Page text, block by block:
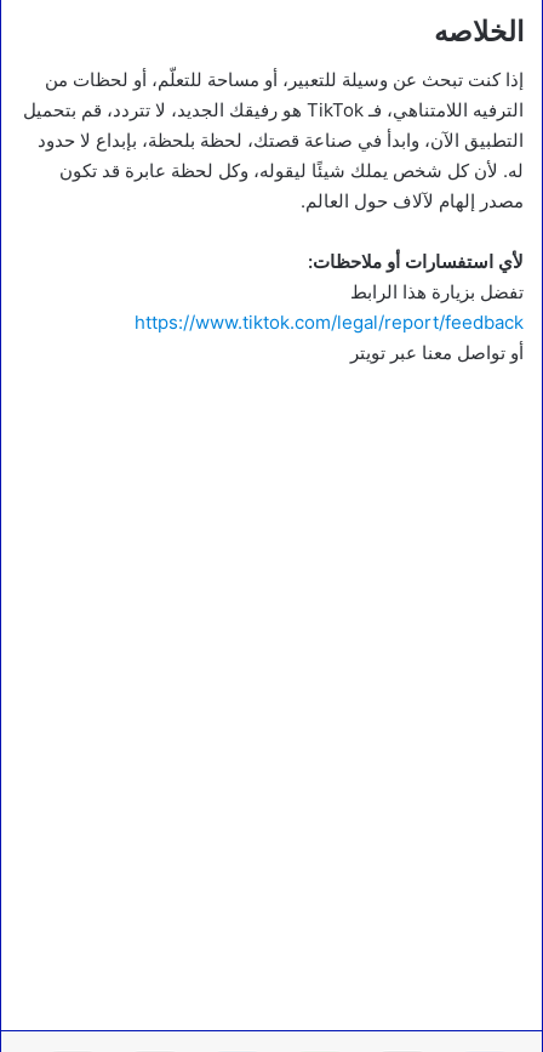
الخلاصه
إذا كنت تبحث عن وسيلة للتعبير، أو مساحة للتعلّم، أو لحظات من
الترفيه اللامتناهي، فـ TikTok هو رفيقك الجديد، لا تتردد، قم بتحميل
التطبيق الآن، وابدأ في صناعة قصتك، لحظة بلحظة، بإبداع لا حدود
له. لأن كل شخص يملك شيئًا ليقوله، وكل لحظة عابرة قد تكون
مصدر إلهام لآلاف حول العالم.
لأي استفسارات أو ملاحظات:
تفضل بزيارة هذا الرابط
https://www.tiktok.com/legal/report/feedback
أو تواصل معنا عبر تويتر